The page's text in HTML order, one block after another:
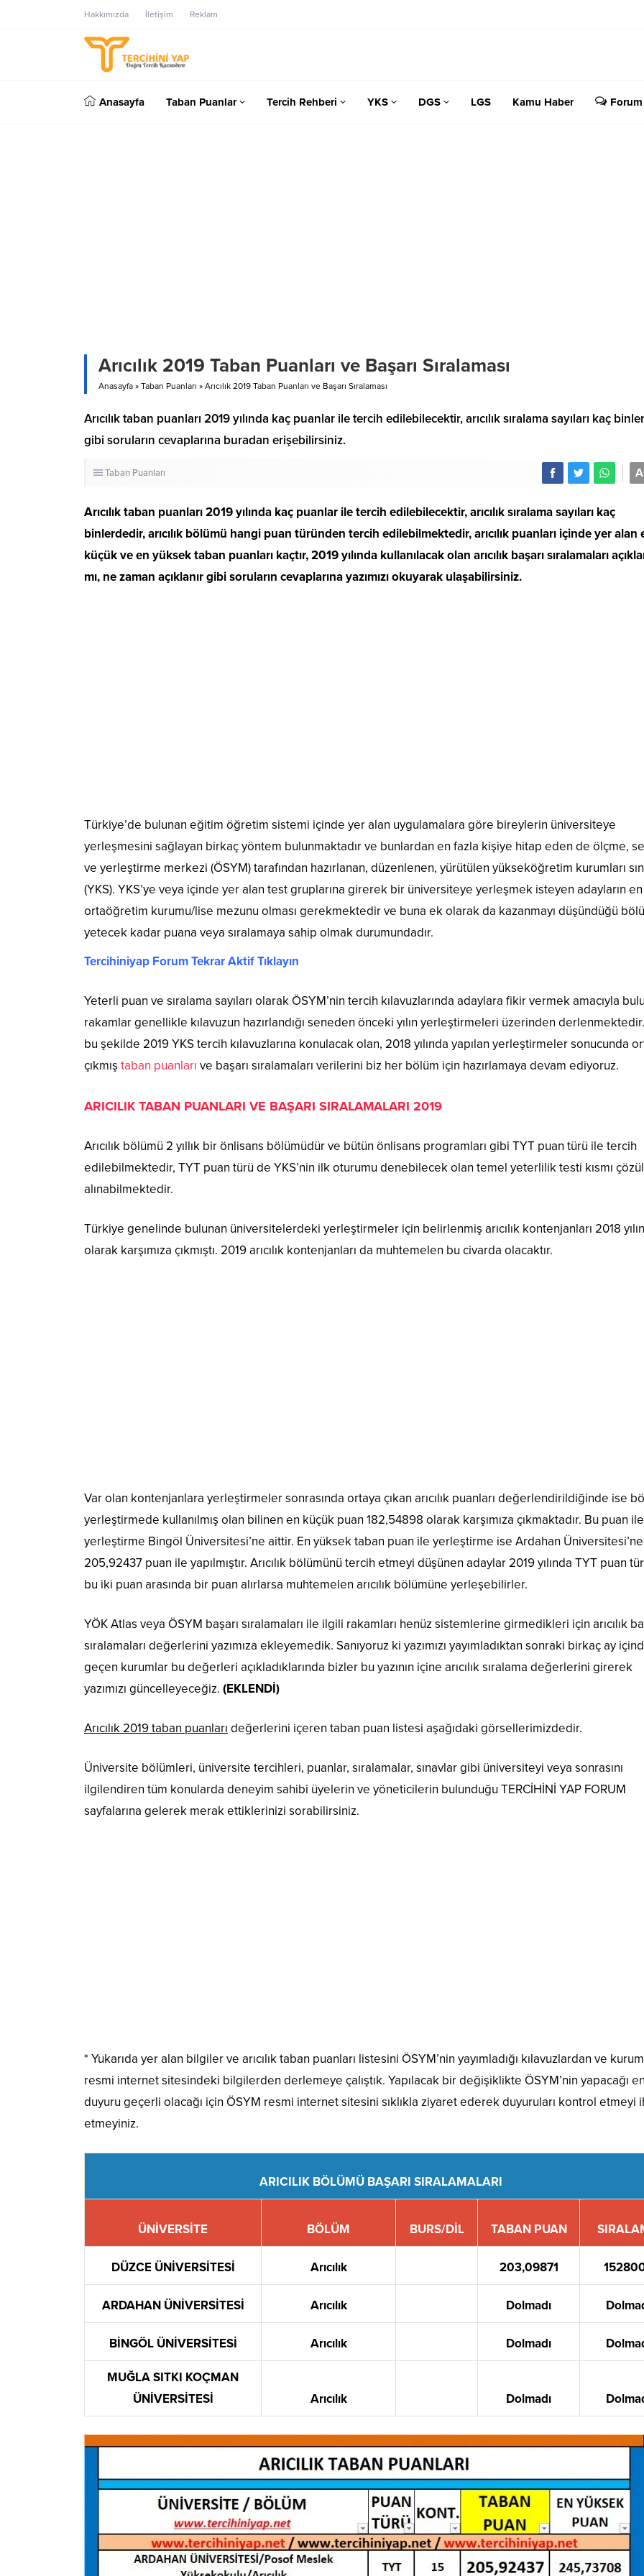
Hakkımızda İletişim Reklam
Anasayfa Taban Puanlar Tercih Rehberi YKS DGS LGS Kamu Haber Forum
Arıcılık 2019 Taban Puanları ve Başarı Sıralaması
Anasayfa » Taban Puanları » Arıcılık 2019 Taban Puanları ve Başarı Sıralaması
Arıcılık taban puanları 2019 yılında kaç puanlar ile tercih edilebilecektir, arıcılık sıralama sayıları kaç
gibi soruların cevaplarına buradan erişebilirsiniz.
Taban Puanları A
Arıcılık taban puanları 2019 yılında kaç puanlar ile tercih edilebilecektir, arıcılık sıralama sayıları kaç
binlerdedir, arıcılık bölümü hangi puan türünden tercih edilebilmektedir, arıcılık puanları içinde yer alan
küçük ve en yüksek taban puanları kaçtır, 2019 yılında kullanılacak olan arıcılık başarı sıralamaları
mı, ne zaman açıklanır gibi soruların cevaplarına yazımızı okuyarak ulaşabilirsiniz.
Türkiye’de bulunan eğitim öğretim sistemi içinde yer alan uygulamalara göre bireylerin üniversiteye
yerleşmesini sağlayan birkaç yöntem bulunmaktadır ve bunlardan en fazla kişiye hitap eden de ölçme,
ve yerleştirme merkezi (ÖSYM) tarafından hazırlanan, düzenlenen, yürütülen yükseköğretim kurumları
(YKS). YKS’ye veya içinde yer alan test gruplarına girerek bir üniversiteye yerleşmek isteyen adayların
ortaöğretim kurumu/lise mezunu olması gerekmektedir ve buna ek olarak da kazanmayı düşündüğü
yetecek kadar puana veya sıralamaya sahip olmak durumundadır.
Tercihiniyap Forum Tekrar Aktif Tıklayın
Yeterli puan ve sıralama sayıları olarak ÖSYM’nin tercih kılavuzlarında adaylara fikir vermek amacıyla
rakamlar genellikle kılavuzun hazırlandığı seneden önceki yılın yerleştirmeleri üzerinden
bu şekilde 2019 YKS tercih kılavuzlarına konulacak olan, 2018 yılında yapılan yerleştirmeler sonucunda
çıkmış taban puanları ve başarı sıralamaları verilerini biz her bölüm için hazırlamaya devam ediyoruz.
ARICILIK TABAN PUANLARI VE BAŞARI SIRALAMALARI 2019
Arıcılık bölümü 2 yıllık bir önlisans bölümüdür ve bütün önlisans programları gibi TYT puan türü ile tercih
edilebilmektedir, TYT puan türü de YKS’nin ilk oturumu denebilecek olan temel yeterlilik testi kısmı
alınabilmektedir.
Türkiye genelinde bulunan üniversitelerdeki yerleştirmeler için belirlenmiş arıcılık kontenjanları 2018
olarak karşımıza çıkmıştı. 2019 arıcılık kontenjanları da muhtemelen bu civarda olacaktır.
Var olan kontenjanlara yerleştirmeler sonrasında ortaya çıkan arıcılık puanları değerlendirildiğinde ise
yerleştirmede kullanılmış olan bilinen en küçük puan 182,54898 olarak karşımıza çıkmaktadır. Bu puan ile
yerleştirme Bingöl Üniversitesi’ne aittir. En yüksek taban puan ile yerleştirme ise Ardahan Üniversitesi’ne
205,92437 puan ile yapılmıştır. Arıcılık bölümünü tercih etmeyi düşünen adaylar 2019 yılında TYT puan
bu iki puan arasında bir puan alırlarsa muhtemelen arıcılık bölümüne yerleşebilirler.
YÖK Atlas veya ÖSYM başarı sıralamaları ile ilgili rakamları henüz sistemlerine girmedikleri için arıcılık
sıralamaları değerlerini yazımıza ekleyemedik. Sanıyoruz ki yazımızı yayımladıktan sonraki birkaç ay
geçen kurumlar bu değerleri açıkladıklarında bizler bu yazının içine arıcılık sıralama değerlerini girerek
yazımızı güncelleyeceğiz. (EKLENDİ)
Arıcılık 2019 taban puanları değerlerini içeren taban puan listesi aşağıdaki görsellerimizdedir.
Üniversite bölümleri, üniversite tercihleri, puanlar, sıralamalar, sınavlar gibi üniversiteyi veya sonrasını
ilgilendiren tüm konularda deneyim sahibi üyelerin ve yöneticilerin bulunduğu TERCİHİNİ YAP FORUM
sayfalarına gelerek merak ettiklerinizi sorabilirsiniz.
* Yukarıda yer alan bilgiler ve arıcılık taban puanları listesini ÖSYM’nin yayımladığı kılavuzlardan ve
resmi internet sitesindeki bilgilerden derlemeye çalıştık. Yapılacak bir değişiklikte ÖSYM’nin yapacağı
duyuru geçerli olacağı için ÖSYM resmi internet sitesini sıklıkla ziyaret ederek duyuruları kontrol etmeyi
etmeyiniz.
ARICILIK BÖLÜMÜ BAŞARI SIRALAMALARI
ÜNİVERSİTE BÖLÜM BURS/DİL TABAN PUAN
DÜZCE ÜNİVERSİTESİ Arıcılık 203,09871
ARDAHAN ÜNİVERSİTESİ Arıcılık Dolmadı
BİNGÖL ÜNİVERSİTESİ Arıcılık Dolmadı
MUĞLA SITKI KOÇMAN
ÜNİVERSİTESİ
Arıcılık Dolmadı